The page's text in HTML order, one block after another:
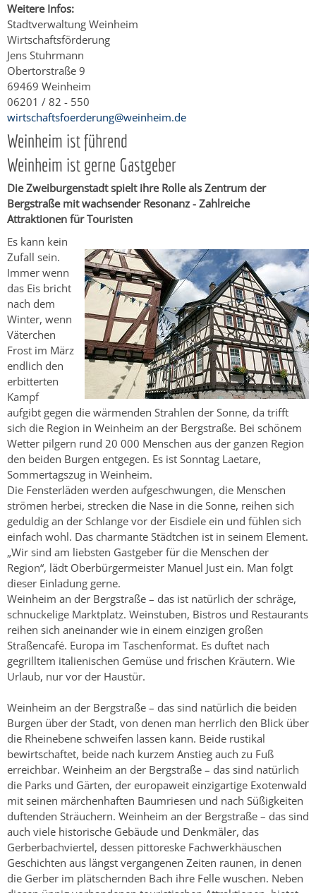
Weitere Infos:
Stadtverwaltung Weinheim
Wirtschaftsförderung
Jens Stuhrmann
Obertorstraße 9
69469 Weinheim
06201 / 82 - 550
wirtschaftsfoerderung@weinheim.de
Weinheim ist führend
Weinheim ist gerne Gastgeber
Die Zweiburgenstadt spielt ihre Rolle als Zentrum der
Bergstraße mit wachsender Resonanz - Zahlreiche
Attraktionen für Touristen
Es kann kein
Zufall sein.
Immer wenn
das Eis bricht
nach dem
Winter, wenn
Väterchen
Frost im März
endlich den
erbitterten
Kampf
aufgibt gegen die wärmenden Strahlen der Sonne, da trifft
sich die Region in Weinheim an der Bergstraße. Bei schönem
Wetter pilgern rund 20 000 Menschen aus der ganzen Region
den beiden Burgen entgegen. Es ist Sonntag Laetare,
Sommertagszug in Weinheim.
Die Fensterläden werden aufgeschwungen, die Menschen
strömen herbei, strecken die Nase in die Sonne, reihen sich
geduldig an der Schlange vor der Eisdiele ein und fühlen sich
einfach wohl. Das charmante Städtchen ist in seinem Element.
„Wir sind am liebsten Gastgeber für die Menschen der
Region“, lädt Oberbürgermeister Manuel Just ein. Man folgt
dieser Einladung gerne.
Weinheim an der Bergstraße – das ist natürlich der schräge,
schnuckelige Marktplatz. Weinstuben, Bistros und Restaurants
reihen sich aneinander wie in einem einzigen großen
Straßencafé. Europa im Taschenformat. Es duftet nach
gegrilltem italienischen Gemüse und frischen Kräutern. Wie
Urlaub, nur vor der Haustür.
Weinheim an der Bergstraße – das sind natürlich die beiden
Burgen über der Stadt, von denen man herrlich den Blick über
die Rheinebene schweifen lassen kann. Beide rustikal
bewirtschaftet, beide nach kurzem Anstieg auch zu Fuß
erreichbar. Weinheim an der Bergstraße – das sind natürlich
die Parks und Gärten, der europaweit einzigartige Exotenwald
mit seinen märchenhaften Baumriesen und nach Süßigkeiten
duftenden Sträuchern. Weinheim an der Bergstraße – das sind
auch viele historische Gebäude und Denkmäler, das
Gerberbachviertel, dessen pittoreske Fachwerkhäuschen
Geschichten aus längst vergangenen Zeiten raunen, in denen
die Gerber im plätschernden Bach ihre Felle wuschen. Neben